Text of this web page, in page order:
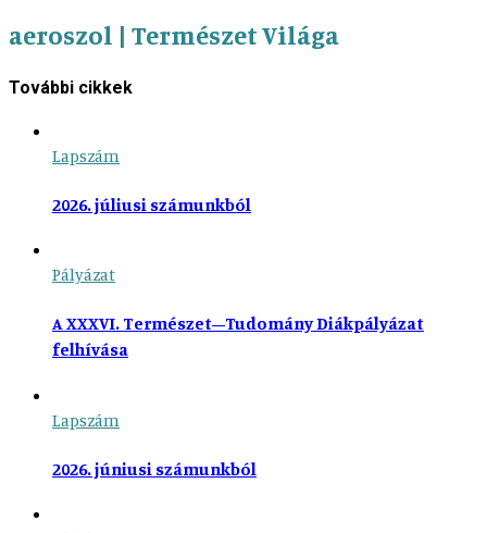
aeroszol | Természet Világa
További cikkek
Lapszám
2026. júliusi számunkból
Pályázat
A XXXVI. Természet–Tudomány Diákpályázat
felhívása
Lapszám
2026. júniusi számunkból